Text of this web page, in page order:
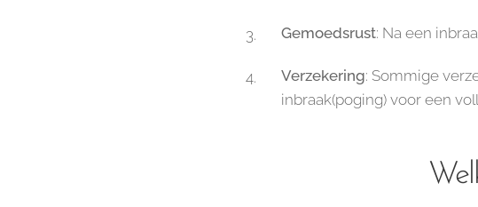
Gemoedsrust: Na een
Verzekering: Sommige
inbraak(poging) voor een